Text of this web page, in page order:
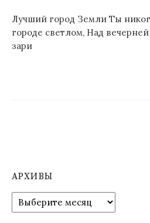
Лучший город Земли Ты
городе светлом, Над
зари
АРХИВЫ
р